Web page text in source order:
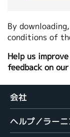
By
conditions of
Help us
feedback on our
会社
ヘルプ／ラー